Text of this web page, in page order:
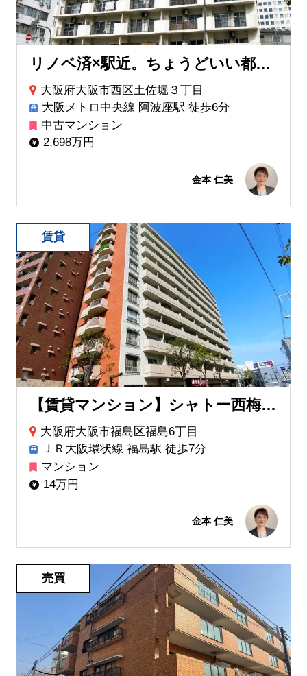
リノベ済×駅近。ちょうどいい都会暮らし
大阪府大阪市西区土佐堀３丁目
大阪メトロ中央線 阿波座駅 徒歩6分
中古マンション
2,698万円
金本 仁美
【賃貸マンション】シャトー西梅田マンション
大阪府大阪市福島区福島6丁目
ＪＲ大阪環状線 福島駅 徒歩7分
マンション
14万円
金本 仁美
賃貸
売買